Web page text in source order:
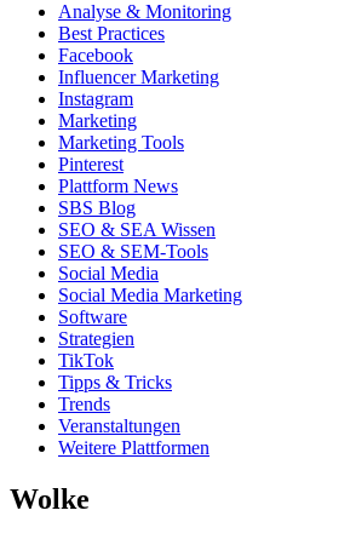
Analyse & Monitoring
Best Practices
Facebook
Influencer Marketing
Instagram
Marketing
Marketing Tools
Pinterest
Plattform News
SBS Blog
SEO & SEA Wissen
SEO & SEM-Tools
Social Media
Social Media Marketing
Software
Strategien
TikTok
Tipps & Tricks
Trends
Veranstaltungen
Weitere Plattformen
Wolke